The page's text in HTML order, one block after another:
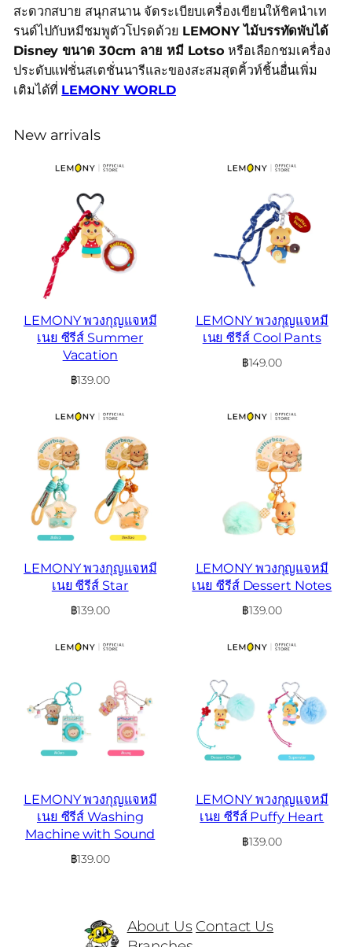
สะดวกสบาย สนุกสนาน จัดระเบียบเครื่องเขียนให้ชิคนำเท
รนด์ไปกับหมีชมพูตัวโปรดด้วย LEMONY ไม้บรรทัดพับได้
Disney ขนาด 30cm ลาย หมี Lotso หรือเลือกชมเครื่อง
ประดับแฟชั่นสเตชั่นนารีและของสะสมสุดคิ้วท์ชิ้นอื่นเพิ่ม
เติมได้ที่ LEMONY WORLD
New arrivals
LEMONY พวงกุญแจหมี
เนย ซีรีส์ Summer
Vacation
฿139.00
LEMONY พวงกุญแจหมี
เนย ซีรีส์ Cool Pants
฿149.00
LEMONY พวงกุญแจหมี
เนย ซีรีส์ Star
฿139.00
LEMONY พวงกุญแจหมี
เนย ซีรีส์ Dessert Notes
฿139.00
LEMONY พวงกุญแจหมี
เนย ซีรีส์ Washing
Machine with Sound
฿139.00
LEMONY พวงกุญแจหมี
เนย ซีรีส์ Puffy Heart
฿139.00
About Us Contact Us